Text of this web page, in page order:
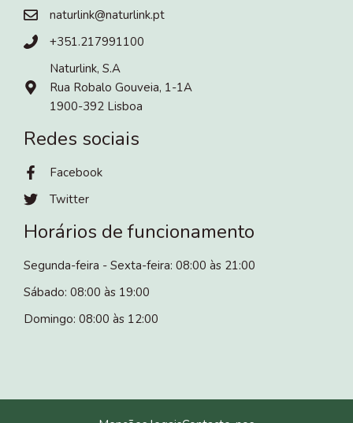
naturlink@naturlink.pt
+351.217991100
Naturlink, S.A
Rua Robalo Gouveia, 1-1A
1900-392 Lisboa
Redes sociais
Facebook
Twitter
Horários de funcionamento
Segunda-feira - Sexta-feira: 08:00 às 21:00
Sábado: 08:00 às 19:00
Domingo: 08:00 às 12:00